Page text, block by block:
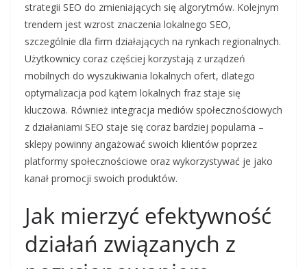
strategii SEO do zmieniających się algorytmów. Kolejnym
trendem jest wzrost znaczenia lokalnego SEO,
szczególnie dla firm działających na rynkach regionalnych.
Użytkownicy coraz częściej korzystają z urządzeń
mobilnych do wyszukiwania lokalnych ofert, dlatego
optymalizacja pod kątem lokalnych fraz staje się
kluczowa. Również integracja mediów społecznościowych
z działaniami SEO staje się coraz bardziej popularna –
sklepy powinny angażować swoich klientów poprzez
platformy społecznościowe oraz wykorzystywać je jako
kanał promocji swoich produktów.
Jak mierzyć efektywność
działań związanych z